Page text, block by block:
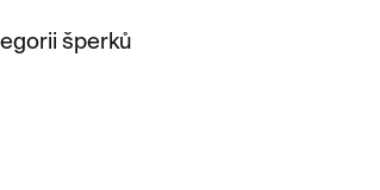
šperků